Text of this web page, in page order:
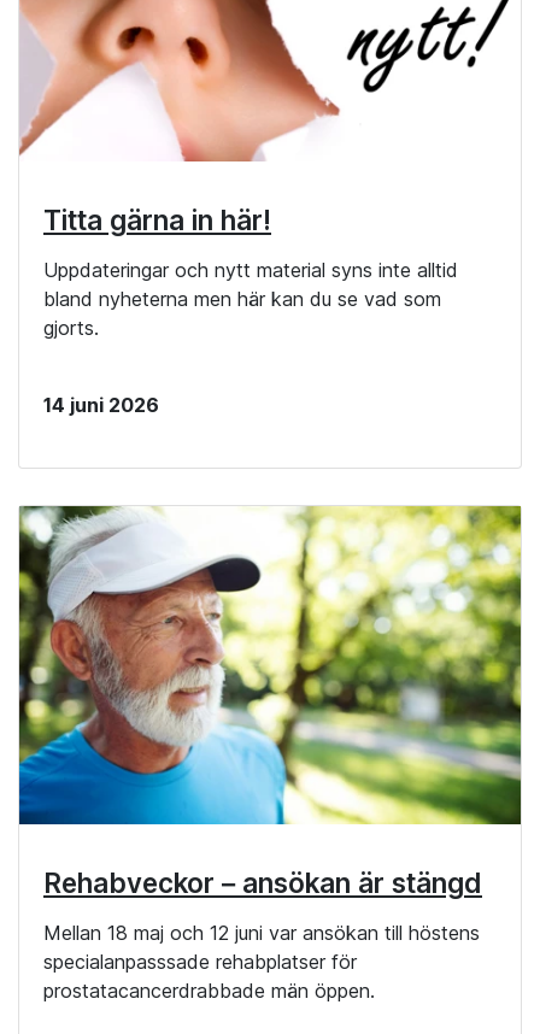
Titta gärna in här!
Uppdateringar och nytt material syns inte alltid
bland nyheterna men här kan du se vad som
gjorts.
14 juni 2026
Rehabveckor – ansökan är stängd
Mellan 18 maj och 12 juni var ansökan till höstens
specialanpasssade rehabplatser för
prostatacancerdrabbade män öppen.